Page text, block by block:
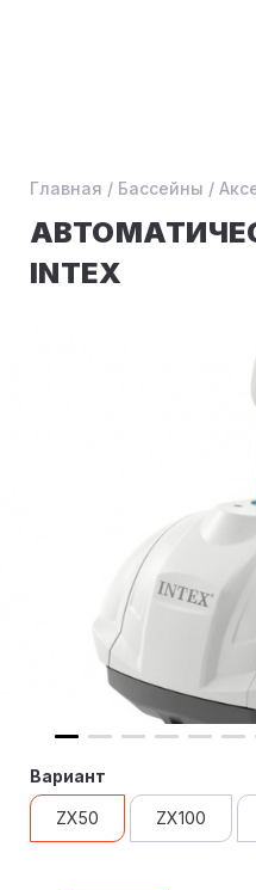
Главная / Бассейны /
INTEX
Вариант
ZX50 ZX100